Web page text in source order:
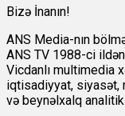
Bizə İnanın!
ANS Media-nın
ANS TV 1988-ci
Vicdanlı multimedia
iqtisadiyyat, siyasət,
və beynəlxalq